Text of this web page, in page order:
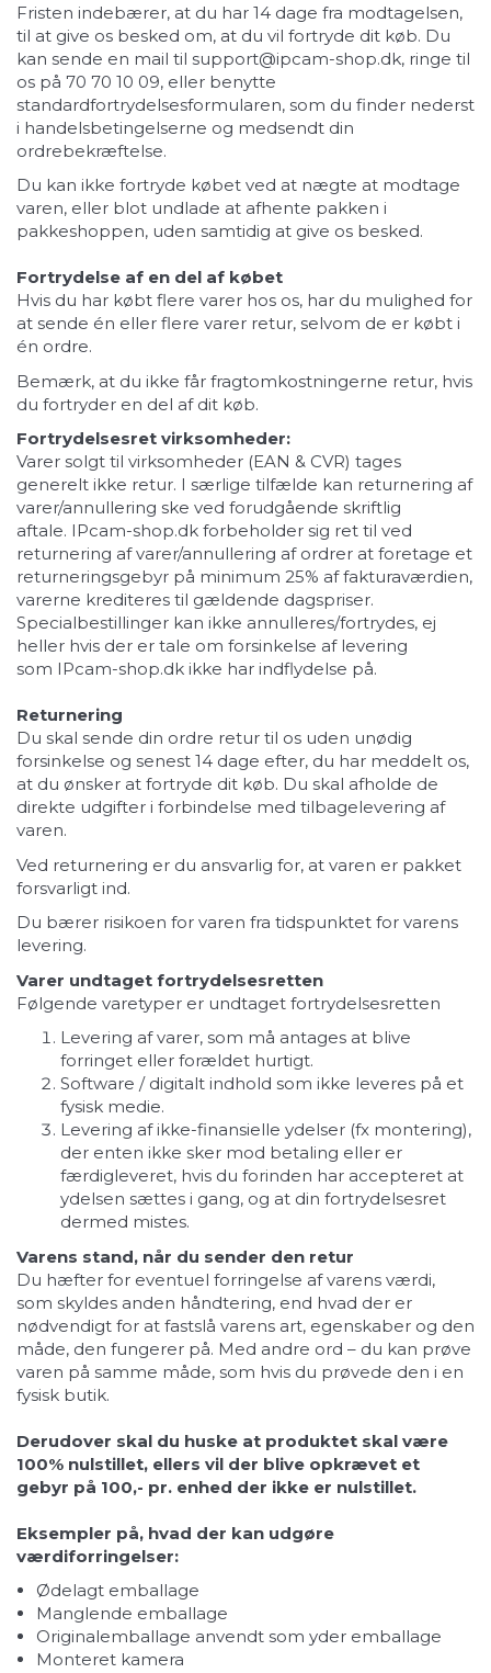
Fristen indebærer, at du har 14 dage fra modtagelsen,
til at give os besked om, at du vil fortryde dit køb. Du
kan sende en mail til support@ipcam-shop.dk, ringe til
os på 70 70 10 09, eller benytte
standardfortrydelsesformularen, som du finder nederst
i handelsbetingelserne og medsendt din
ordrebekræftelse.
Du kan ikke fortryde købet ved at nægte at modtage
varen, eller blot undlade at afhente pakken i
pakkeshoppen, uden samtidig at give os besked.
Fortrydelse af en del af købet
Hvis du har købt flere varer hos os, har du mulighed for
at sende én eller flere varer retur, selvom de er købt i
én ordre.
Bemærk, at du ikke får fragtomkostningerne retur, hvis
du fortryder en del af dit køb.
Fortrydelsesret virksomheder:
Varer solgt til virksomheder (EAN & CVR) tages
generelt ikke retur. I særlige tilfælde kan returnering af
varer/annullering ske ved forudgående skriftlig
aftale. IPcam-shop.dk forbeholder sig ret til ved
returnering af varer/annullering af ordrer at foretage et
returneringsgebyr på minimum 25% af fakturaværdien,
varerne krediteres til gældende dagspriser.
Specialbestillinger kan ikke annulleres/fortrydes, ej
heller hvis der er tale om forsinkelse af levering
som IPcam-shop.dk ikke har indflydelse på.
Returnering
Du skal sende din ordre retur til os uden unødig
forsinkelse og senest 14 dage efter, du har meddelt os,
at du ønsker at fortryde dit køb. Du skal afholde de
direkte udgifter i forbindelse med tilbagelevering af
varen.
Ved returnering er du ansvarlig for, at varen er pakket
forsvarligt ind.
Du bærer risikoen for varen fra tidspunktet for varens
levering.
Varer undtaget fortrydelsesretten
Følgende varetyper er undtaget fortrydelsesretten
Levering af varer, som må antages at blive
forringet eller forældet hurtigt.
Software / digitalt indhold som ikke leveres på et
fysisk medie.
Levering af ikke-finansielle ydelser (fx montering),
der enten ikke sker mod betaling eller er
færdigleveret, hvis du forinden har accepteret at
ydelsen sættes i gang, og at din fortrydelsesret
dermed mistes.
Varens stand, når du sender den retur
Du hæfter for eventuel forringelse af varens værdi,
som skyldes anden håndtering, end hvad der er
nødvendigt for at fastslå varens art, egenskaber og den
måde, den fungerer på. Med andre ord – du kan prøve
varen på samme måde, som hvis du prøvede den i en
fysisk butik.
Derudover skal du huske at produktet skal være
100% nulstillet, ellers vil der blive opkrævet et
gebyr på 100,- pr. enhed der ikke er nulstillet.
Eksempler på, hvad der kan udgøre
værdiforringelser:
Ødelagt emballage
Manglende emballage
Originalemballage anvendt som yder emballage
Monteret kamera